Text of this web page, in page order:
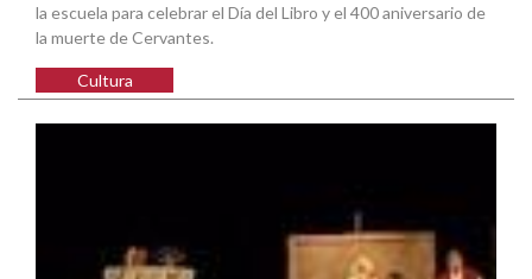
la escuela para celebrar el Día del Libro y el 400 aniversario de
la muerte de Cervantes.
Cultura